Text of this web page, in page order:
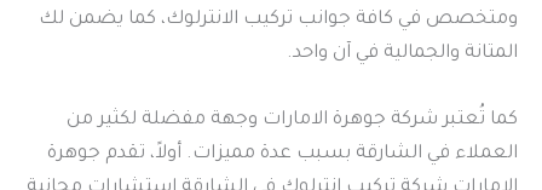
ومتخصص في كافة جوانب تركيب الانترلوك، كما يضمن لك
المتانة والجمالية في آن واحد.
كما تُعتبر شركة جوهرة الامارات وجهة مفضلة لكثير من
العملاء في الشارقة بسبب عدة مميزات. أولاً، تقدم جوهرة